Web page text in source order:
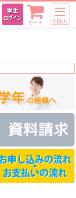
カート MENU